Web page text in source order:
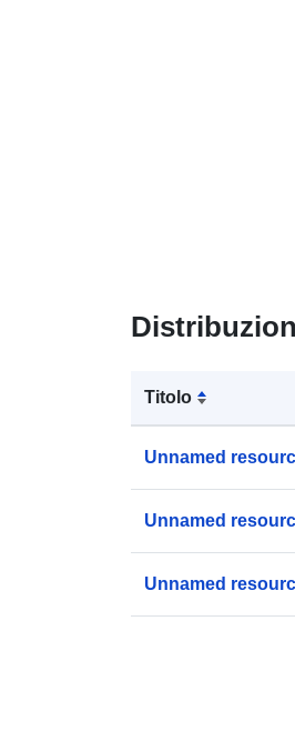
Titolo
Unnamed
Unnamed
Unnamed